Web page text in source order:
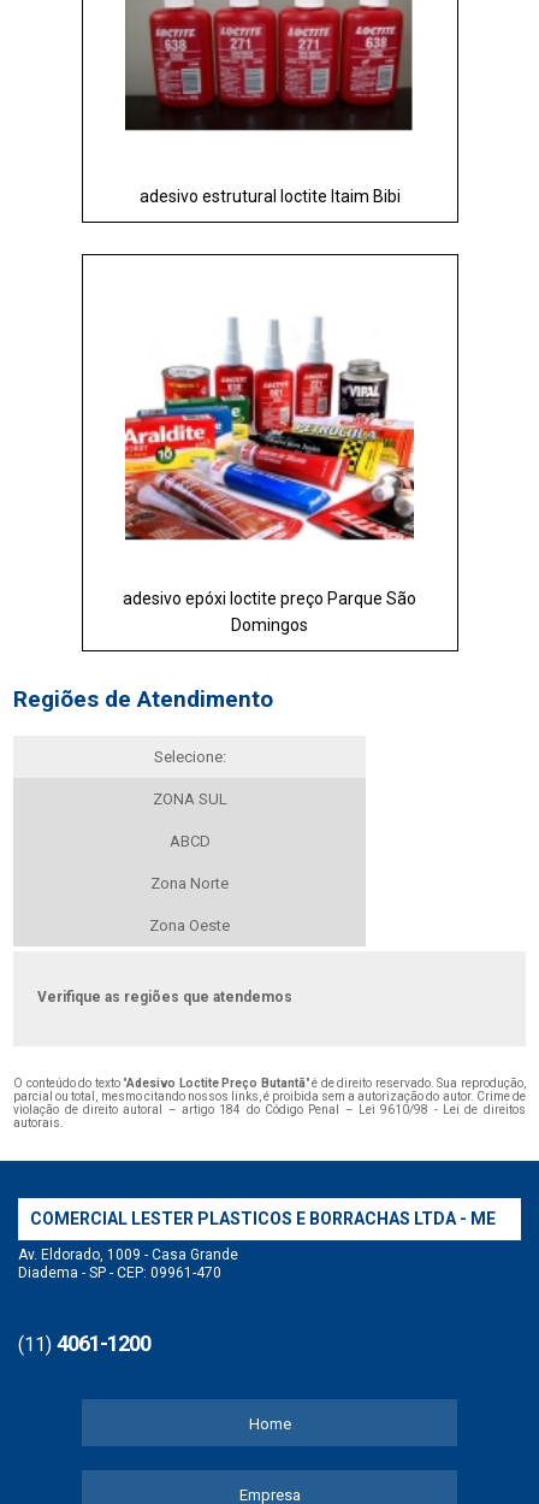
adesivo estrutural loctite Itaim Bibi
adesivo epóxi loctite preço Parque São
Domingos
Regiões de Atendimento
Selecione:
ZONA SUL
ABCD
Zona Norte
Zona Oeste
Verifique as regiões que atendemos
O conteúdo do texto "Adesivo Loctite Preço Butantã" é de direito reservado. Sua reprodução,
parcial ou total, mesmo citando nossos links, é proibida sem a autorização do autor. Crime de
violação de direito autoral – artigo 184 do Código Penal –
Lei 9610/98 - Lei de direitos
autorais.
COMERCIAL LESTER PLASTICOS E BORRACHAS LTDA - ME
Av. Eldorado, 1009 - Casa Grande
Diadema - SP - CEP: 09961-470
(11) 4061-1200
Home
Empresa